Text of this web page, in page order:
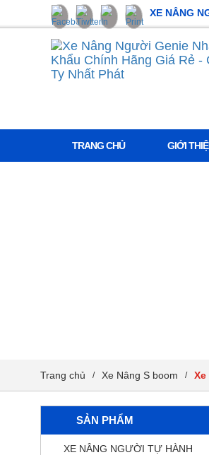
XE NÂNG
TRANG CHỦ GIỚI
Trang chủ / Xe Nâng S boom / Xe
SẢN PHẨM
XE NÂNG NGƯỜI TỰ HÀNH